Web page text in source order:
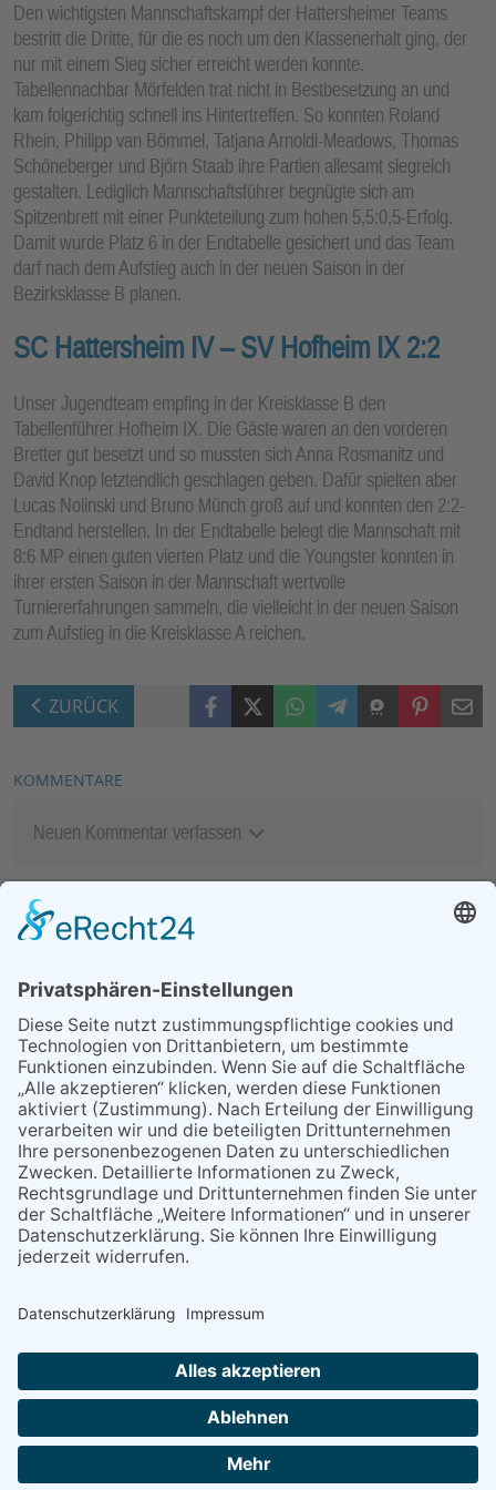
Den wichtigsten Mannschaftskampf der Hattersheimer Teams
bestritt die Dritte, für die es noch um den Klassenerhalt ging, der
nur mit einem Sieg sicher erreicht werden konnte.
Tabellennachbar Mörfelden trat nicht in Bestbesetzung an und
kam folgerichtig schnell ins Hintertreffen. So konnten Roland
Rhein, Philipp van Bömmel, Tatjana Arnoldi-Meadows, Thomas
Schöneberger und Björn Staab ihre Partien allesamt siegreich
gestalten. Lediglich Mannschaftsführer begnügte sich am
Spitzenbrett mit einer Punkteteilung zum hohen 5,5:0,5-Erfolg.
Damit wurde Platz 6 in der Endtabelle gesichert und das Team
darf nach dem Aufstieg auch in der neuen Saison in der
Bezirksklasse B planen.
SC Hattersheim IV – SV Hofheim IX 2:2
Unser Jugendteam empfing in der Kreisklasse B den
Tabellenführer Hofheim IX. Die Gäste waren an den vorderen
Bretter gut besetzt und so mussten sich Anna Rosmanitz und
David Knop letztendlich geschlagen geben. Dafür spielten aber
Lucas Nolinski und Bruno Münch groß auf und konnten den 2:2-
Endtand herstellen. In der Endtabelle belegt die Mannschaft mit
8:6 MP einen guten vierten Platz und die Youngster konnten in
ihrer ersten Saison in der Mannschaft wertvolle
Turniererfahrungen sammeln, die vielleicht in der neuen Saison
zum Aufstieg in die Kreisklasse A reichen.
ZURÜCK FacebookX (Twitter)WhatsAppTelegramThreemaPinterestMail
KOMMENTARE
Neuen Kommentar verfassen
MEIST GELESEN
Ladies – mehr als ein
Flohmarkt
07.08.2026
Regelmäßige
Veranstaltungen
06.08.2026
13. Folk- & Bluesfestival
kehrt zurück zu seinen
Wurzeln
08.07.2026
Ring ring!
07.08.2026
Regelmäßige
Veranstaltungen
NACH OBEN
Alle Rechte vorbehalten - Verlag Dreisbach Online ist ein Produkt des Verlagshauses Dreisbach